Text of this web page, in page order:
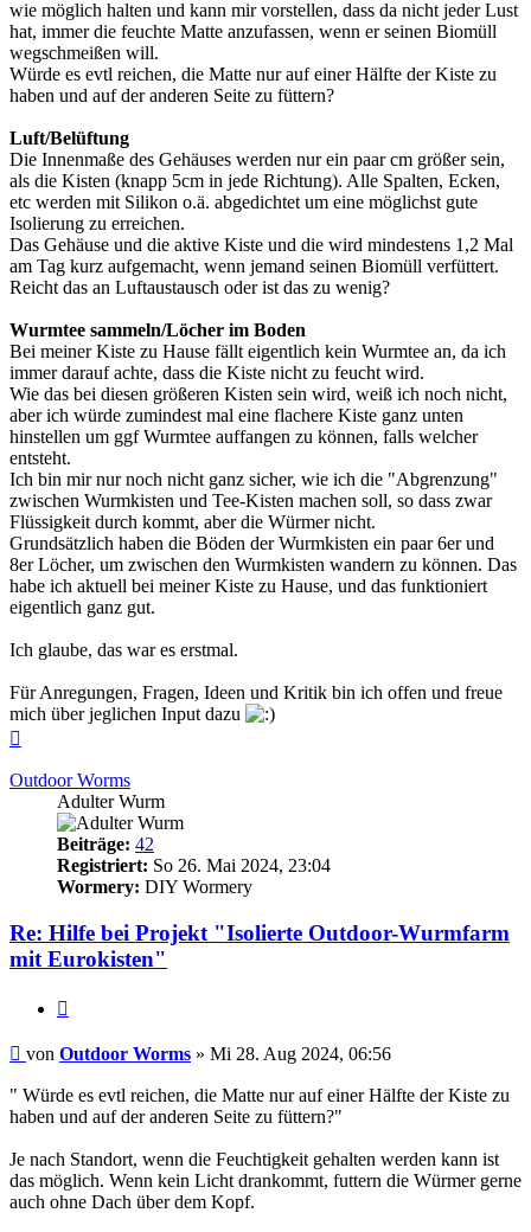
wie möglich halten und kann mir vorstellen, dass da nicht jeder Lust
hat, immer die feuchte Matte anzufassen, wenn er seinen Biomüll
wegschmeißen will.
Würde es evtl reichen, die Matte nur auf einer Hälfte der Kiste zu
haben und auf der anderen Seite zu füttern?
Luft/Belüftung
Die Innenmaße des Gehäuses werden nur ein paar cm größer sein,
als die Kisten (knapp 5cm in jede Richtung). Alle Spalten, Ecken,
etc werden mit Silikon o.ä. abgedichtet um eine möglichst gute
Isolierung zu erreichen.
Das Gehäuse und die aktive Kiste und die wird mindestens 1,2 Mal
am Tag kurz aufgemacht, wenn jemand seinen Biomüll verfüttert.
Reicht das an Luftaustausch oder ist das zu wenig?
Wurmtee sammeln/Löcher im Boden
Bei meiner Kiste zu Hause fällt eigentlich kein Wurmtee an, da ich
immer darauf achte, dass die Kiste nicht zu feucht wird.
Wie das bei diesen größeren Kisten sein wird, weiß ich noch nicht,
aber ich würde zumindest mal eine flachere Kiste ganz unten
hinstellen um ggf Wurmtee auffangen zu können, falls welcher
entsteht.
Ich bin mir nur noch nicht ganz sicher, wie ich die "Abgrenzung"
zwischen Wurmkisten und Tee-Kisten machen soll, so dass zwar
Flüssigkeit durch kommt, aber die Würmer nicht.
Grundsätzlich haben die Böden der Wurmkisten ein paar 6er und
8er Löcher, um zwischen den Wurmkisten wandern zu können. Das
habe ich aktuell bei meiner Kiste zu Hause, und das funktioniert
eigentlich ganz gut.
Ich glaube, das war es erstmal.
Für Anregungen, Fragen, Ideen und Kritik bin ich offen und freue
mich über jeglichen Input dazu
Outdoor Worms
Adulter Wurm
Beiträge: 42
Registriert: So 26. Mai 2024, 23:04
Wormery: DIY Wormery
Re: Hilfe bei Projekt "Isolierte Outdoor-Wurmfarm
mit Eurokisten"
Beitrag
von Outdoor Worms » Mi 28. Aug 2024, 06:56
" Würde es evtl reichen, die Matte nur auf einer Hälfte der Kiste zu
haben und auf der anderen Seite zu füttern?"
Je nach Standort, wenn die Feuchtigkeit gehalten werden kann ist
das möglich. Wenn kein Licht drankommt, futtern die Würmer gerne
auch ohne Dach über dem Kopf.